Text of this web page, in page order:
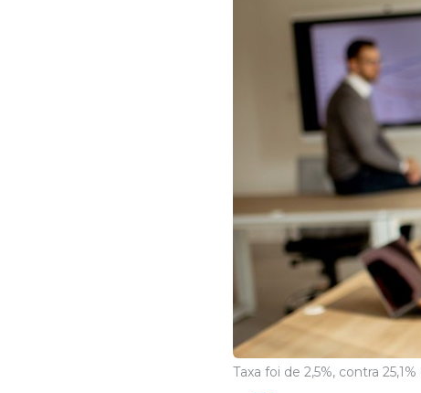
Taxa foi de 2,5%, contra